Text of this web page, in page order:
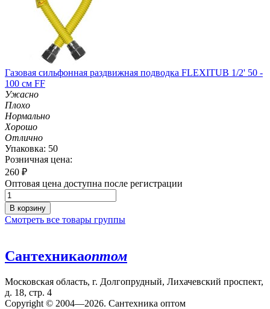
Газовая сильфонная раздвижная подводка FLEXITUB 1/2' 50 -
100 см FF
Ужасно
Плохо
Нормально
Хорошо
Отлично
Упаковка: 50
Розничная цена:
260 ₽
Оптовая цена доступна после регистрации
В корзину
Смотреть все товары группы
Сантехникаоптом
Московская область, г. Долгопрудный, Лихачевский проспект,
д. 18, стр. 4
Copyright © 2004—2026. Сантехника оптом